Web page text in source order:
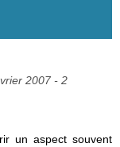
2007 - 2
un aspect souvent